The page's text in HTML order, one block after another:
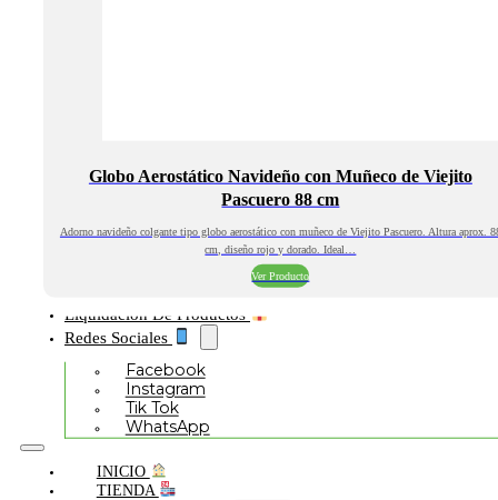
Globo Aerostático Navideño con Muñeco de Viejito
Pascuero 88 cm
Adorno navideño colgante tipo globo aerostático con muñeco de Viejito Pascuero. Altura aprox.
cm, diseño rojo y dorado. Ideal…
Ver Producto
Liquidación De Productos
Redes Sociales
Facebook
Instagram
Tik Tok
WhatsApp
INICIO
TIENDA